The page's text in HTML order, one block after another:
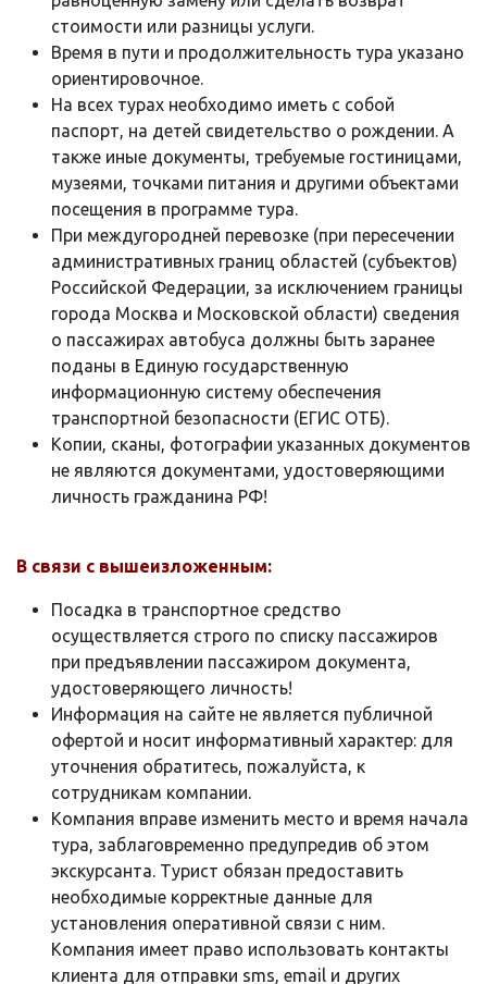
стоимости или разницы услуги.
Время в пути и продолжительность тура указано
ориентировочное.
На всех турах необходимо иметь с собой
паспорт, на детей свидетельство о рождении. А
также иные документы, требуемые гостиницами,
музеями, точками питания и другими объектами
посещения в программе тура.
При междугородней перевозке (при пересечении
административных границ областей (субъектов)
Российской Федерации, за исключением границы
города Москва и Московской области) сведения
о пассажирах автобуса должны быть заранее
поданы в Единую государственную
информационную систему обеспечения
транспортной безопасности (ЕГИС ОТБ).
Копии, сканы, фотографии указанных документов
не являются документами, удостоверяющими
личность гражданина РФ!
В связи с вышеизложенным:
Посадка в транспортное средство
осуществляется строго по списку пассажиров
при предъявлении пассажиром документа,
удостоверяющего личность!
Информация на сайте не является публичной
офертой и носит информативный характер: для
уточнения обратитесь, пожалуйста, к
сотрудникам компании.
Компания вправе изменить место и время начала
тура, заблаговременно предупредив об этом
экскурсанта. Турист обязан предоставить
необходимые корректные данные для
установления оперативной связи с ним.
Компания имеет право использовать контакты
клиента для отправки sms, email и других